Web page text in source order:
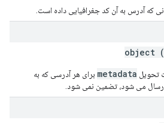
که آدرس به آن کد جغرافیایی داده است.
object (
تحویل metadata برای هر آدرسی که به